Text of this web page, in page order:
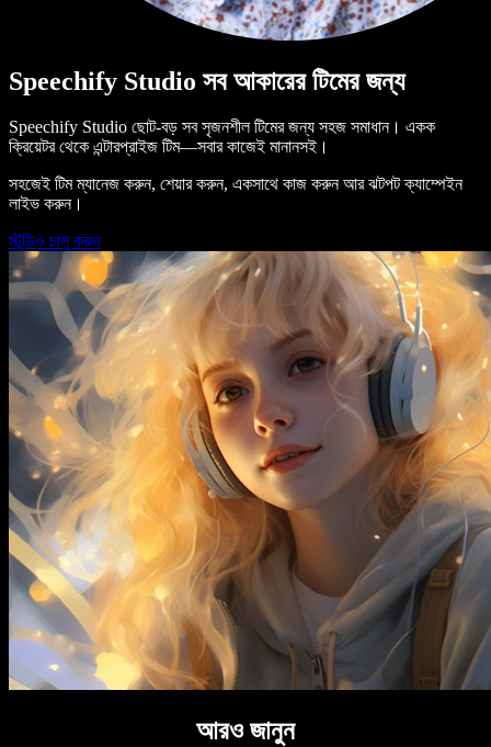
Speechify Studio সব আকারের টিমের জন্য
Speechify Studio ছোট-বড় সব সৃজনশীল টিমের জন্য সহজ সমাধান। একক
ক্রিয়েটর থেকে এন্টারপ্রাইজ টিম—সবার কাজেই মানানসই।
সহজেই টিম ম্যানেজ করুন, শেয়ার করুন, একসাথে কাজ করুন আর ঝটপট ক্যাম্পেইন
লাইভ করুন।
স্টুডিও চালু করুন
আরও জানুন